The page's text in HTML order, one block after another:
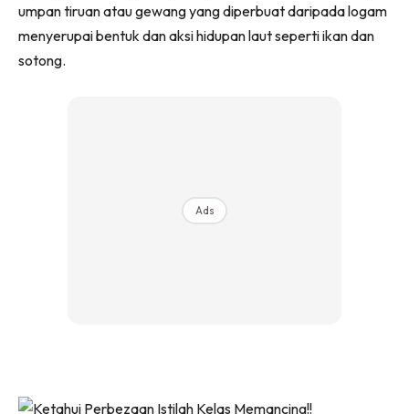
umpan tiruan atau gewang yang diperbuat daripada logam
menyerupai bentuk dan aksi hidupan laut seperti ikan dan
sotong.
Ads